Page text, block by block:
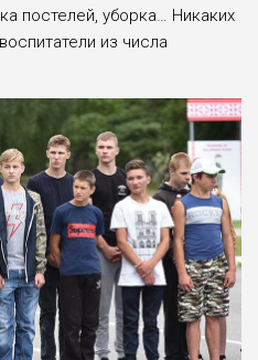
постелей, уборка… Никаких
из числа